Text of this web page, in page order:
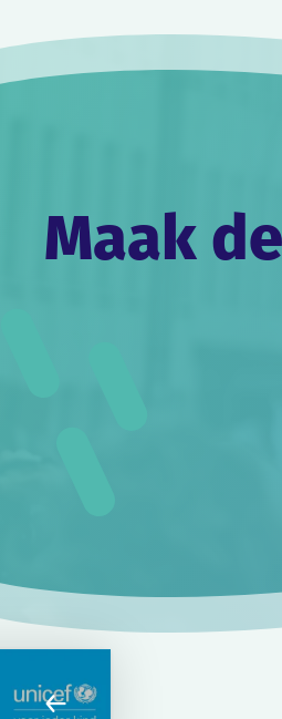
Maak